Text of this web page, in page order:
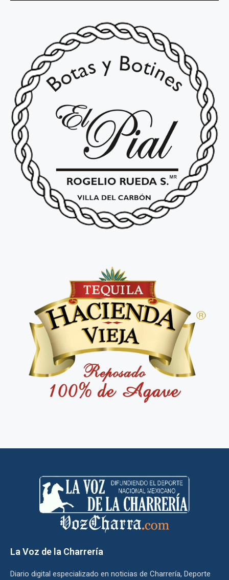
La Voz de la Charrería
Diario digital especializado en noticias de Charrería, Deporte